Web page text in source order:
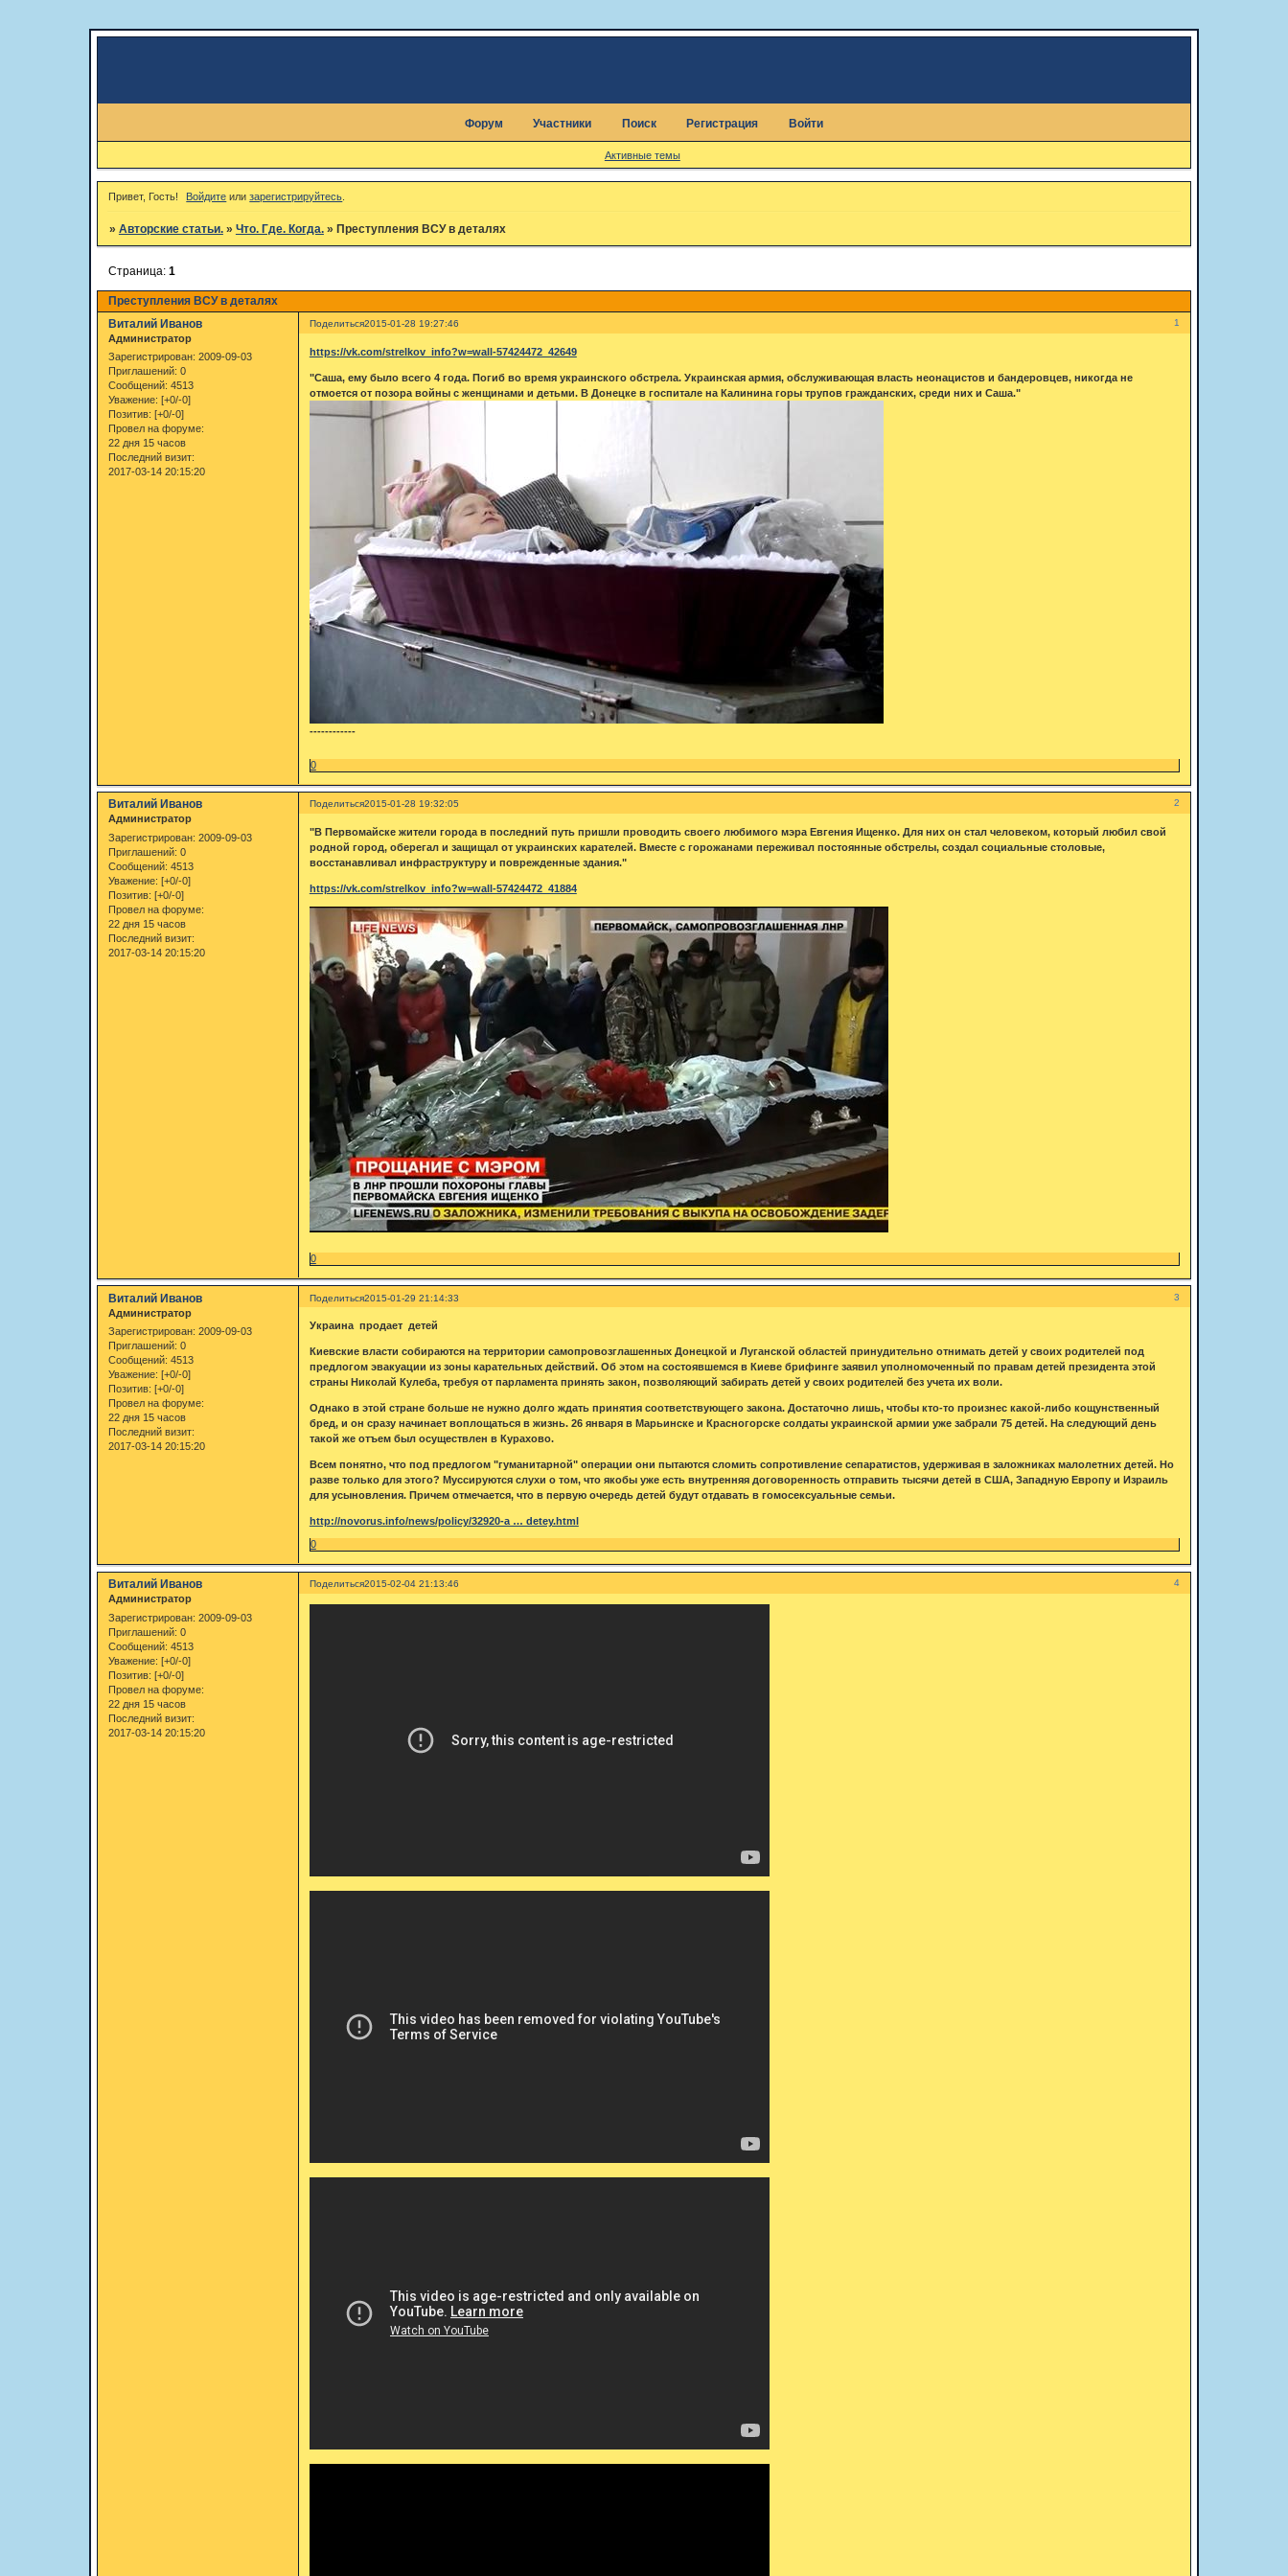
Форум Участники Поиск Регистрация Войти
Активные темы
Привет, Гость! Войдите илизарегистрируйтесь
» Авторские статьи. » Что. Где. Когда. » Преступления ВСУ в деталях
Преступления ВСУ в деталях
Страница: 1
Поделиться 1
2015-01-28 19:27:46
Виталий Иванов
Администратор
Зарегистрирован: 2009-09-03
Приглашений: 0
Сообщений: 4513
Уважение: [+0/-0]
Позитив: [+0/-0]
Провел на форуме:
22 дня 15 часов
Последний визит:
2017-03-14 20:15:20
https://vk.com/strelkov_info?w=wall-57424472_42649
"Саша, ему было всего 4 года. Погиб во время украинского обстрела. Украинская армия, обслуживающая власть неонацистов и бандеровцев, никогда не
отмоется от позора войны с женщинами и детьми. В Донецке в госпитале на Калинина горы трупов гражданских, среди них и Саша."
------------
0
Поделиться 2
2015-01-28 19:32:05
Виталий Иванов
Администратор
Зарегистрирован: 2009-09-03
Приглашений: 0
Сообщений: 4513
Уважение: [+0/-0]
Позитив: [+0/-0]
Провел на форуме:
22 дня 15 часов
Последний визит:
2017-03-14 20:15:20
"В Первомайске жители города в последний путь пришли проводить своего любимого мэра Евгения Ищенко. Для них он стал человеком, который любил свой
родной город, оберегал и защищал от украинских карателей. Вместе с горожанами переживал постоянные обстрелы, создал социальные столовые,
восстанавливал инфраструктуру и поврежденные здания."
https://vk.com/strelkov_info?w=wall-57424472_41884
0
Поделиться 3
2015-01-29 21:14:33
Виталий Иванов
Администратор
Зарегистрирован: 2009-09-03
Приглашений: 0
Сообщений: 4513
Уважение: [+0/-0]
Позитив: [+0/-0]
Провел на форуме:
22 дня 15 часов
Последний визит:
2017-03-14 20:15:20
Украина продает детей
Киевские власти собираются на территории самопровозглашенных Донецкой и Луганской областей принудительно отнимать детей у своих родителей под
предлогом эвакуации из зоны карательных действий. Об этом на состоявшемся в Киеве брифинге заявил уполномоченный по правам детей президента этой
страны Николай Кулеба, требуя от парламента принять закон, позволяющий забирать детей у своих родителей без учета их воли.
Однако в этой стране больше не нужно долго ждать принятия соответствующего закона. Достаточно лишь, чтобы кто-то произнес какой-либо кощунственный
бред, и он сразу начинает воплощаться в жизнь. 26 января в Марьинске и Красногорске солдаты украинской армии уже забрали 75 детей. На следующий день
такой же отъем был осуществлен в Курахово.
Всем понятно, что под предлогом "гуманитарной" операции они пытаются сломить сопротивление сепаратистов, удерживая в заложниках малолетних детей. Но
разве только для этого? Муссируются слухи о том, что якобы уже есть внутренняя договоренность отправить тысячи детей в США, Западную Европу и Израиль
для усыновления. Причем отмечается, что в первую очередь детей будут отдавать в гомосексуальные семьи.
http://novorus.info/news/policy/32920-a … detey.html
0
Поделиться 4
2015-02-04 21:13:46
Виталий Иванов
Администратор
Зарегистрирован: 2009-09-03
Приглашений: 0
Сообщений: 4513
Уважение: [+0/-0]
Позитив: [+0/-0]
Провел на форуме:
22 дня 15 часов
Последний визит:
2017-03-14 20:15:20